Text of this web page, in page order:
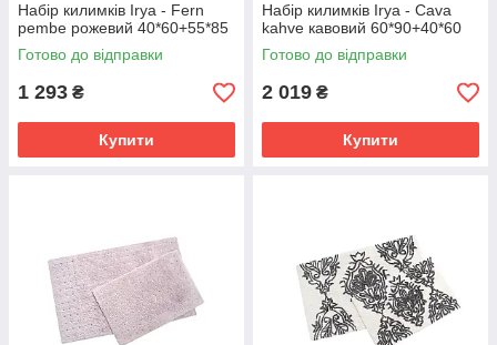
Набір килимків Irya - Fern
pembe рожевий 40*60+55*85
Готово до відправки
1 293 ₴
Купити
Набір килимків Irya - Cava
kahve кавовий 60*90+40*60
Готово до відправки
2 019 ₴
Купити